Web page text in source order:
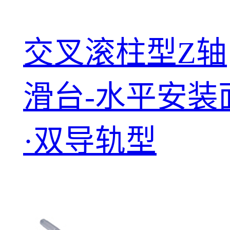
交叉滚柱型Z轴
滑台-水平安装
·双导轨型